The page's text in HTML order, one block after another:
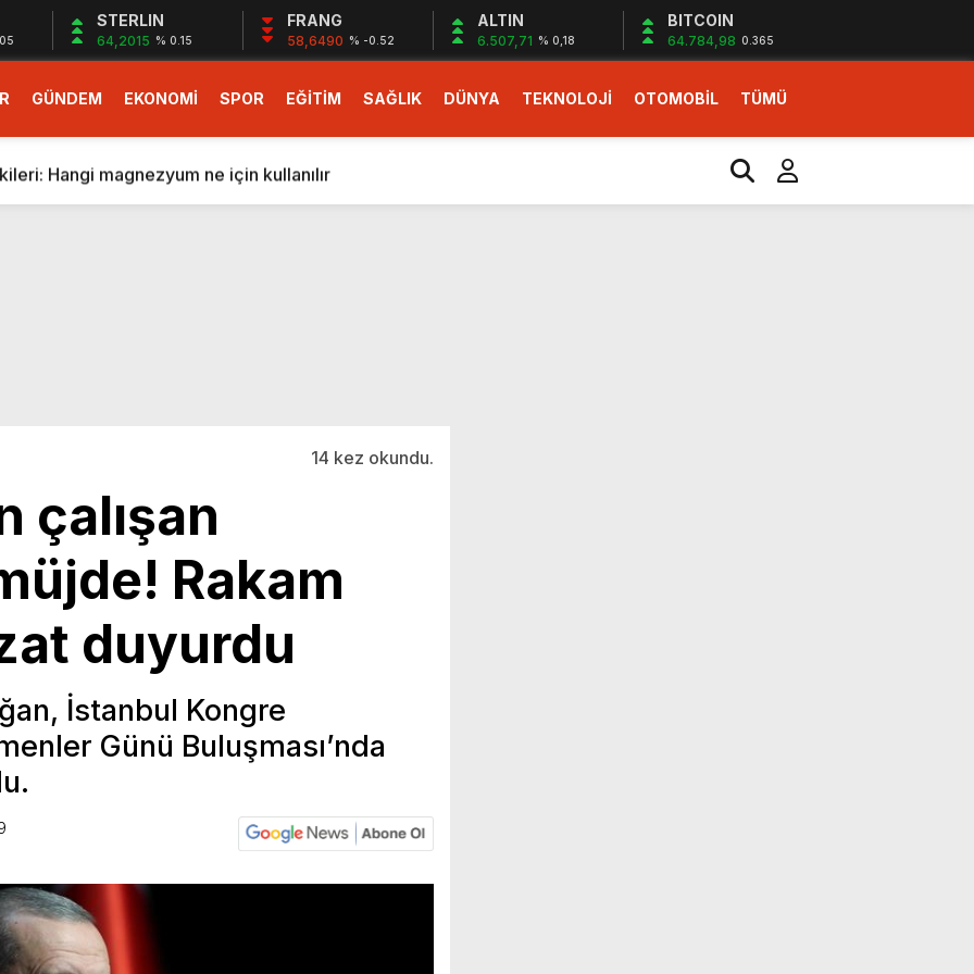
STERLIN
64,2015 % 0.15
FRANG
58,6490 % -0.52
ALTIN
6.507,71 % 0,18
BITCOIN
64.784,98 0.365
GÜNDEM EKONOMİ SPOR EĞİTİM SAĞLIK DÜNYA TEKNOLOJİ OTOMOBİL TÜMÜ
dev teklif
gelecek yeni özellikler belli oldu
Hangi magnezyum ne için kullanılır
başlıyor
dev teklif
14 kez okundu.
çalışan
Rakam
duyurdu
İstanbul Kongre
Günü Buluşması’nda